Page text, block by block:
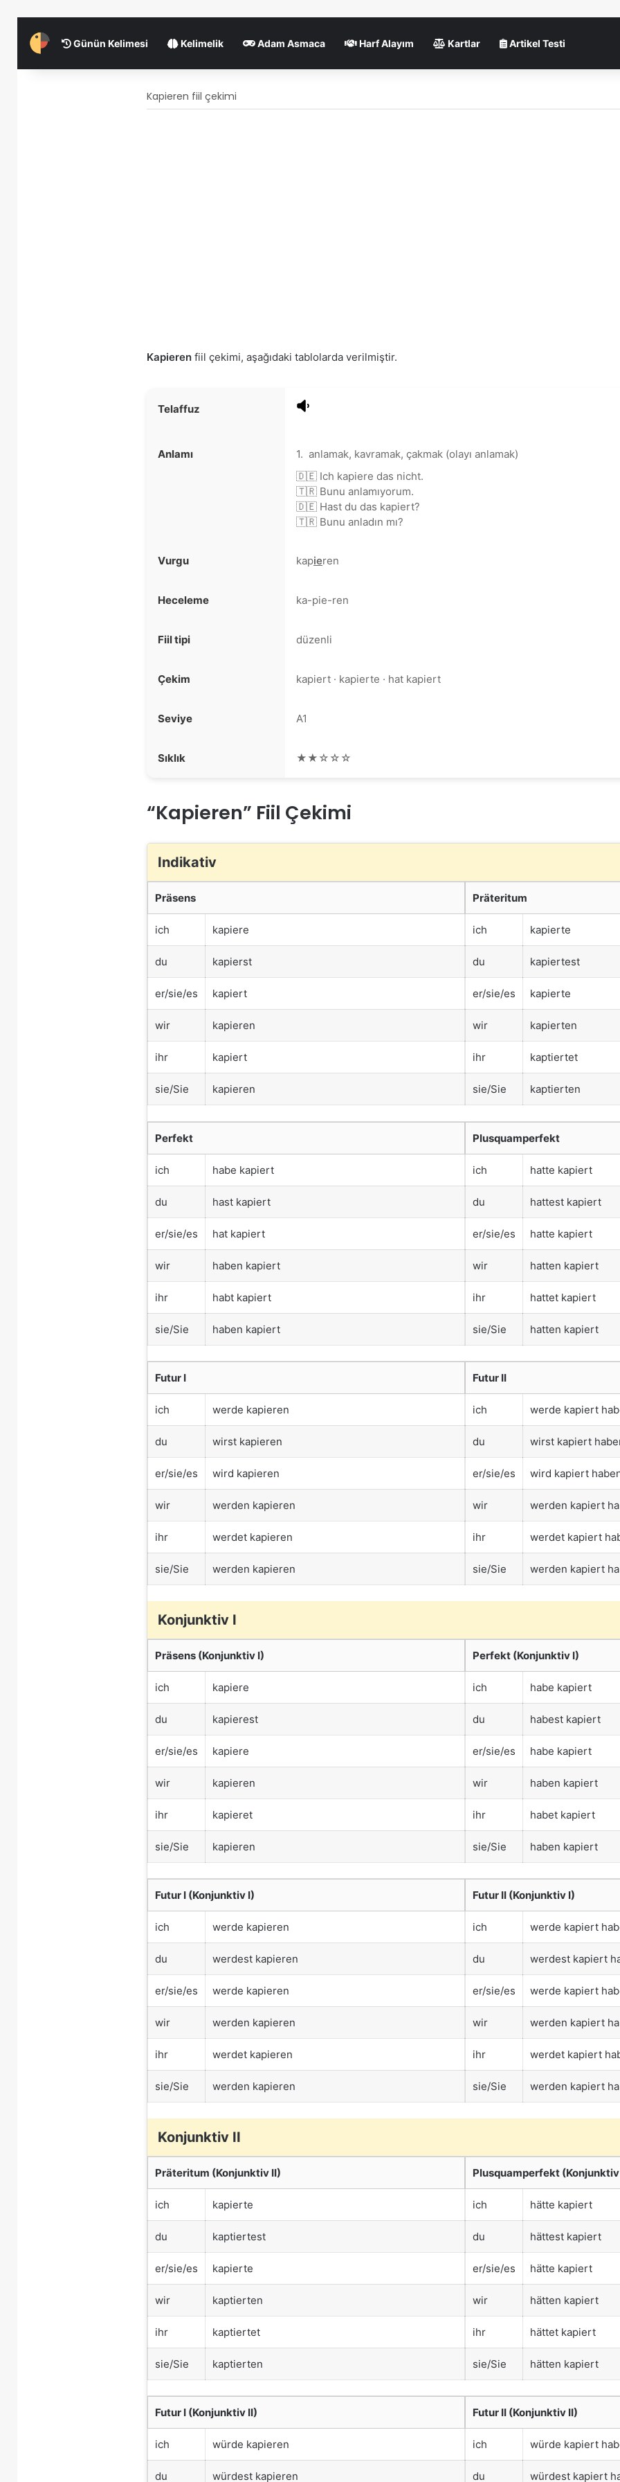
Günün Kelimesi Kelimelik Adam Asmaca Harf Alayım Kartlar Artikel Testi
Kapieren fiil çekimi
Kapieren fiil çekimi, aşağıdaki tablolarda verilmiştir.
Telaffuz
Anlamı
1. anlamak, kavramak, çakmak (olayı anlamak)
🇩🇪 Ich kapiere das nicht.
🇹🇷 Bunu anlamıyorum.
🇩🇪 Hast du das kapiert?
🇹🇷 Bunu anladın mı?
Vurgu kapieren
Heceleme ka-pie-ren
Fiil tipi düzenli
Çekim kapiert · kapierte · hat kapiert
Seviye A1
Sıklık ★★☆☆☆
“Kapieren” Fiil Çekimi
Indikativ
Präsens
ich kapiere
du kapierst
er/sie/es kapiert
wir kapieren
ihr kapiert
sie/Sie kapieren
Präteritum
ich kapierte
du kapiertest
er/sie/es kapierte
wir kapierten
ihr kaptiertet
sie/Sie kaptierten
Perfekt
ich habe kapiert
du hast kapiert
er/sie/es hat kapiert
wir haben kapiert
ihr habt kapiert
sie/Sie haben kapiert
Plusquamperfekt
ich hatte kapiert
du hattest kapiert
er/sie/es hatte kapiert
wir hatten kapiert
ihr hattet kapiert
sie/Sie hatten kapiert
Futur I
ich werde kapieren
du wirst kapieren
er/sie/es wird kapieren
wir werden kapieren
ihr werdet kapieren
sie/Sie werden kapieren
Futur II
ich werde kapiert
du wirst kapiert
er/sie/es wird kapiert
wir werden kapiert
ihr werdet kapiert
sie/Sie werden kapiert
Konjunktiv I
Präsens (Konjunktiv I)
ich kapiere
du kapierest
er/sie/es kapiere
wir kapieren
ihr kapieret
sie/Sie kapieren
Perfekt (Konjunktiv I)
ich habe kapiert
du habest kapiert
er/sie/es habe kapiert
wir haben kapiert
ihr habet kapiert
sie/Sie haben kapiert
Futur I (Konjunktiv I)
ich werde kapieren
du werdest kapieren
er/sie/es werde kapieren
wir werden kapieren
ihr werdet kapieren
sie/Sie werden kapieren
Futur II (Konjunktiv I)
ich werde kapiert
du werdest kapiert
er/sie/es werde kapiert
wir werden kapiert
ihr werdet kapiert
sie/Sie werden kapiert
Konjunktiv II
Präteritum (Konjunktiv II)
ich kapierte
du kaptiertest
er/sie/es kapierte
wir kaptierten
ihr kaptiertet
sie/Sie kaptierten
Plusquamperfekt
ich hätte kapiert
du hättest kapiert
er/sie/es hätte kapiert
wir hätten kapiert
ihr hättet kapiert
sie/Sie hätten kapiert
Futur I (Konjunktiv II)
ich würde kapieren
du würdest kapieren
Futur II (Konjunktiv II)
ich würde kapiert
du würdest kapiert